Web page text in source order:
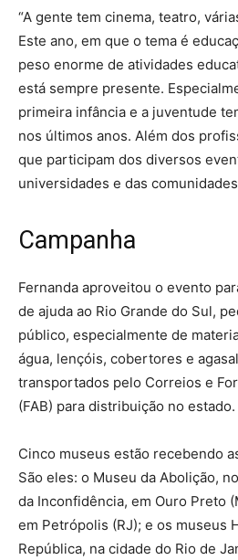
“A gente tem cinema, teatro,
Este ano, em que o tema é
peso enorme de atividades
está sempre presente.
primeira infância e a juventude
nos últimos anos. Além dos
que participam dos diversos
universidades e das
Campanha
Fernanda aproveitou o evento
de ajuda ao Rio Grande do Sul,
público, especialmente de
água, lençóis, cobertores e
transportados pelo Correios e
(FAB) para distribuição no estado.
Cinco museus estão recebendo
São eles: o Museu da Abolição,
da Inconfidência, em Ouro Preto
em Petrópolis (RJ); e os museus
República, na cidade do Rio de